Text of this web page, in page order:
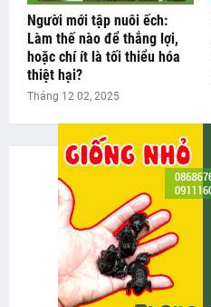
Người mới tập nuôi ếch:
Làm thế nào để thắng lợi,
hoặc chí ít là tối thiểu hóa
thiệt hại?
Tháng 12 02, 2025